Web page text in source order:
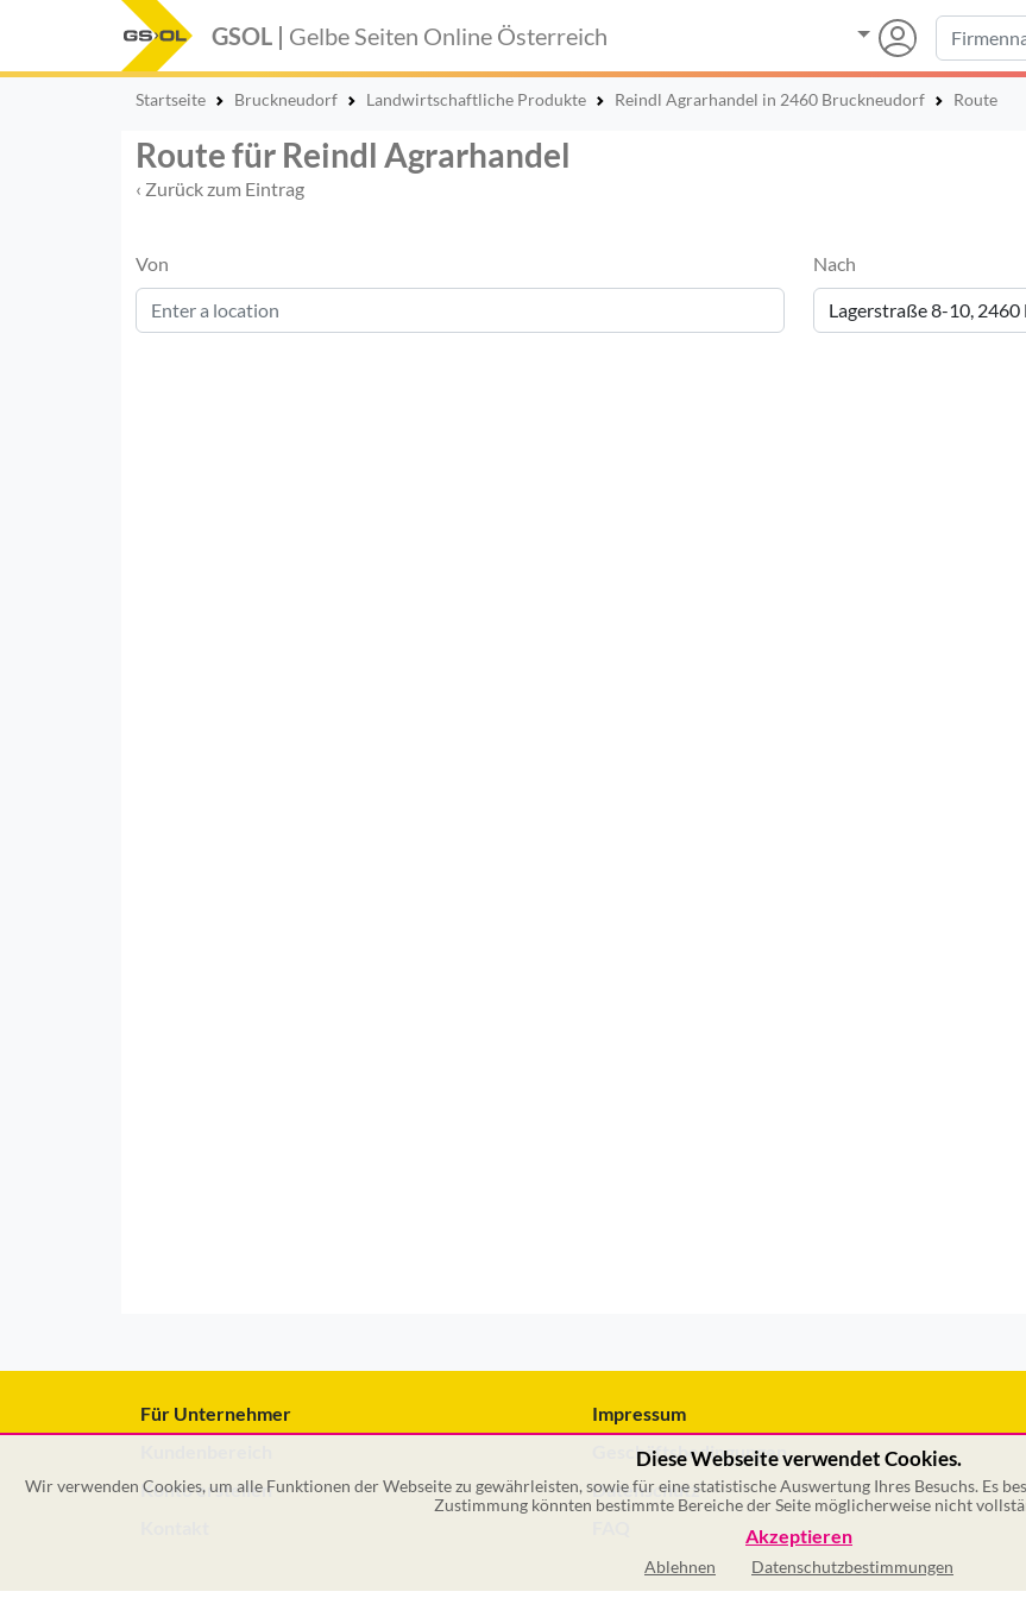
GSOL | Gelbe Seiten Online Österreich
Startseite Bruckneudorf Landwirtschaftliche Produkte Reindl Agrarhandel in 2460 Bruckneudorf Route
Route für Reindl Agrarhandel
‹ Zurück zum Eintrag
Von Nach
Für Unternehmer
Konto erstellen
Impressum
Geschäftsbedingungen
Datenschutz
Diese Webseite verwendet Cookies.
Wir verwenden Cookies, um alle Funktionen der Webseite zu gewährleisten, sowie für eine statistische Auswertung Ihres Besuchs. Es
Zustimmung könnten bestimmte Bereiche der Seite möglicherweise nicht
Akzeptieren
Ablehnen Datenschutzbestimmungen